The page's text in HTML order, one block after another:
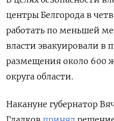
центры Белгорода в
работать по меньшей
власти эвакуировали в
размещения около 600
округа области.
Накануне губернатор